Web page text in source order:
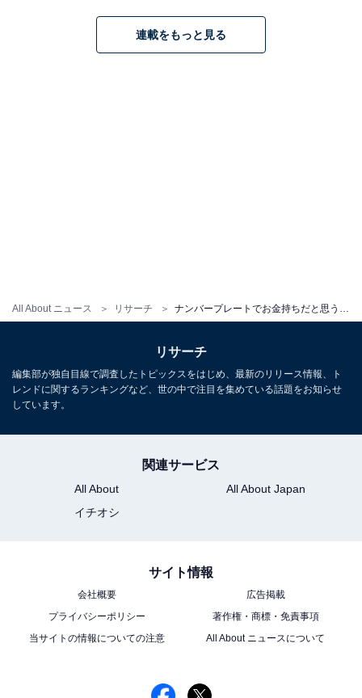
All About ニュース リサーチ
連載をもっと見る
リサーチ
編集部が独自目線で調査したトピックスをはじめ、最新のリリース情報、ト
レンドに関するランキングなど、世の中で注目を集めている話題をお知らせ
しています。
関連サービス
All About
All About Japan
イチオシ
サイト情報
会社概要
広告掲載
プライバシーポリシー
著作権・商標・免責事項
当サイトの情報についての注意
All About ニュースについて